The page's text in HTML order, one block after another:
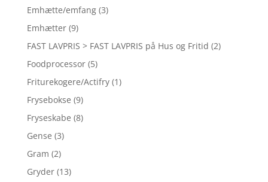
Emhætte/emfang (3)
Emhætter (9)
FAST LAVPRIS > FAST LAVPRIS på Hus og Fritid (2)
Foodprocessor (5)
Friturekogere/Actifry (1)
Frysebokse (9)
Fryseskabe (8)
Gense (3)
Gram (2)
Gryder (13)